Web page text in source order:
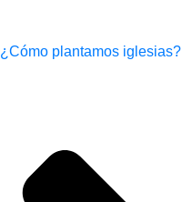
¿Cómo plantamos iglesias?